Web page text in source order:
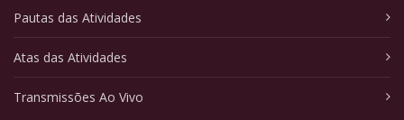
Pautas das Atividades
Atas das Atividades
Transmissões Ao Vivo